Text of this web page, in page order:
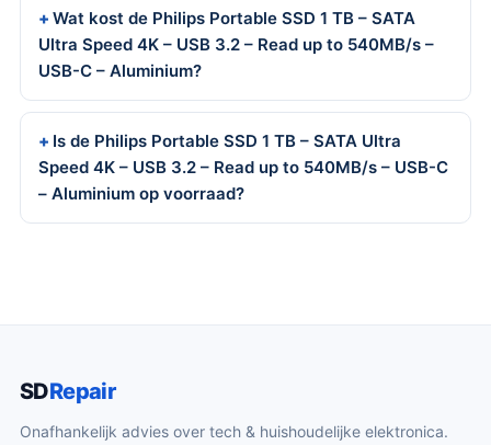
Wat kost de Philips Portable SSD 1 TB – SATA
Ultra Speed 4K – USB 3.2 – Read up to 540MB/s –
USB-C – Aluminium?
Is de Philips Portable SSD 1 TB – SATA Ultra
Speed 4K – USB 3.2 – Read up to 540MB/s – USB-C
– Aluminium op voorraad?
SDRepair
Onafhankelijk advies over tech & huishoudelijke elektronica.